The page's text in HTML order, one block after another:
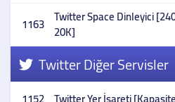
1163 Twitter Space Dinleyici
20K]
Twitter Diğer Servisler